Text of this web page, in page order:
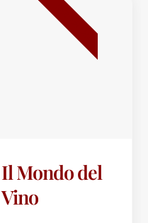
Il Mondo del
Vino
BESTSELLER